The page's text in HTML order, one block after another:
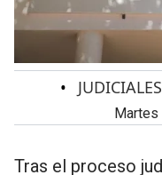
• JUDICIALES
Tras el proceso